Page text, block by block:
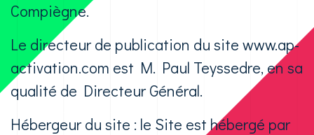
Compiègne.
Le directeur de publication du site www.ap-
activation.com est M. Paul Teyssedre, en sa
qualité de Directeur Général.
Hébergeur du site : le Site est hébergé par